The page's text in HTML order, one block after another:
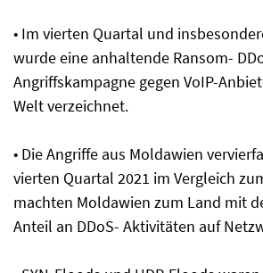
• Im vierten Quartal und
wurde eine anhaltende Ransom-
Angriffskampagne gegen VoIP-
Welt verzeichnet.
• Die Angriffe aus Moldawien
vierten Quartal 2021 im Vergleich
machten Moldawien zum Land mit
Anteil an DDoS- Aktivitäten auf